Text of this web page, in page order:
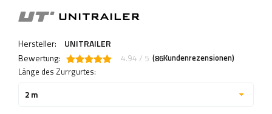
Hersteller:
UNITRAILER
Bewertung:
4.94 / 5 (86Kundenrezensionen)
Länge des Zurrgurtes:
2 m